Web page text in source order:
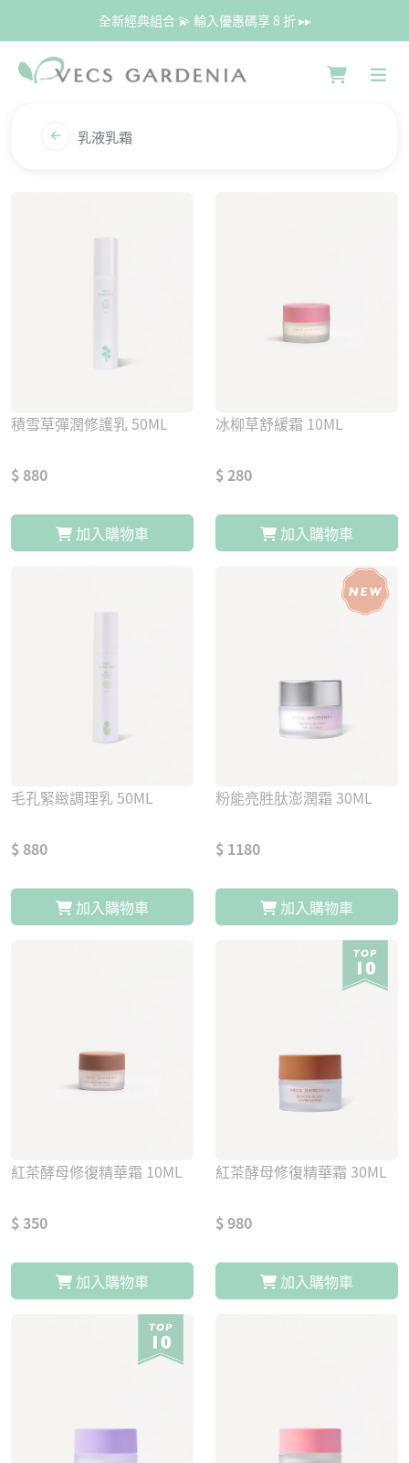
全新經典組合 💫 輸入優惠碼享 8 折 ▸▸
乳液乳霜
積雪草彈潤修護乳 50ML
$ 880
加入購物車
冰柳草舒緩霜 10ML
$ 280
加入購物車
毛孔緊緻調理乳 50ML
$ 880
加入購物車
粉能亮胜肽澎潤霜 30ML
$ 1180
加入購物車
紅茶酵母修復精華霜 10ML
$ 350
加入購物車
紅茶酵母修復精華霜 30ML
$ 980
加入購物車